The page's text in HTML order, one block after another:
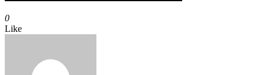
0
Like